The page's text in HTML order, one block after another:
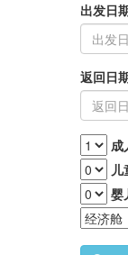
出发日
返回日
成
儿
婴